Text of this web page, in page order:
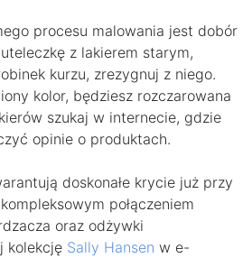
procesu malowania jest dobór
z lakierem starym,
kurzu, zrezygnuj z niego.
kolor, będziesz rozczarowana
szukaj w internecie, gdzie
opinie o produktach.
doskonałe krycie już przy
połączeniem
oraz odżywki
kolekcję Sally Hansen w e-